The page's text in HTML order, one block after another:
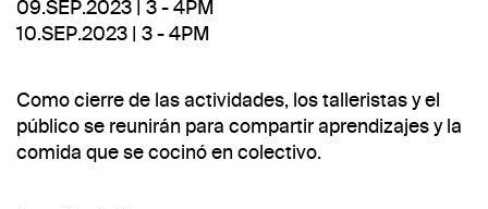
09.SEP.2023 | 3 - 4PM
10.SEP.2023 | 3 - 4PM
Como cierre de las actividades, los talleristas y el
público se reunirán para compartir aprendizajes y la
comida que se cocinó en colectivo.